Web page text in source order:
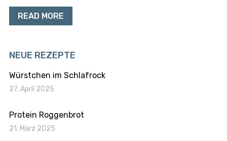
READ MORE
NEUE REZEPTE
Würstchen im Schlafrock
27. April 2025
Protein Roggenbrot
21. März 2025